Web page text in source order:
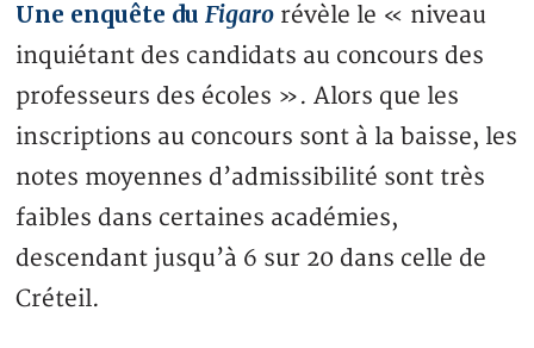
Une enquête duFigaro révèle le « niveau
inquiétant des candidats au concours des
professeurs des écoles ». Alors que les
inscriptions au concours sont à la baisse, les
notes moyennes d’admissibilité sont très
faibles dans certaines académies,
descendant jusqu’à 6 sur 20 dans celle de
Créteil.